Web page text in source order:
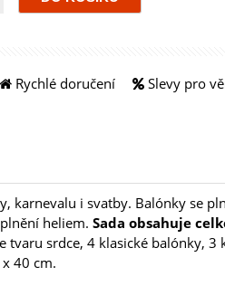
Rychlé doručení Slevy pro
karnevalu i svatby. Balónky se
heliem. Sada obsahuje
srdce, 4 klasické balónky, 3
40 cm.